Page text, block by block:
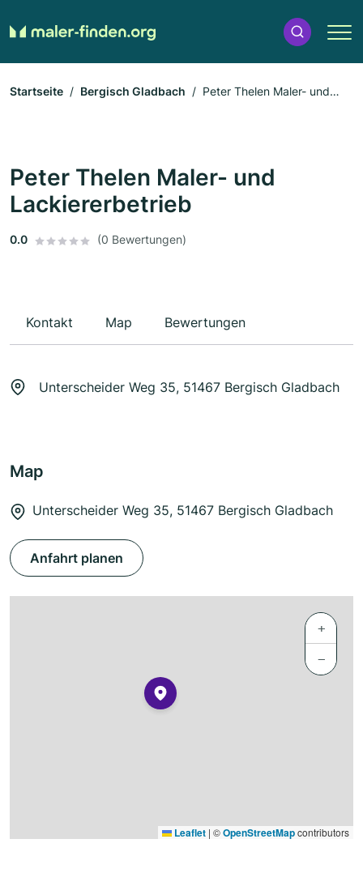
Startseite Bergisch Gladbach
Peter Thelen Maler- und
Peter Thelen Maler- und
Lackiererbetrieb
0.0 (0 Bewertungen)
Kontakt Map Bewertungen
Unterscheider Weg 35, 51467 Bergisch Gladbach
Map
Unterscheider Weg 35, 51467 Bergisch Gladbach
Anfahrt planen
+
−
Leaflet | ©OpenStreetMapcontributors